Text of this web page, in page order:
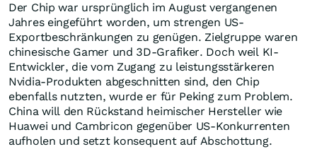
Der Chip war ursprünglich im August vergangenen
Jahres eingeführt worden, um strengen US-
Exportbeschränkungen zu genügen. Zielgruppe waren
chinesische Gamer und 3D-Grafiker. Doch weil KI-
Entwickler, die vom Zugang zu leistungsstärkeren
Nvidia-Produkten abgeschnitten sind, den Chip
ebenfalls nutzten, wurde er für Peking zum Problem.
China will den Rückstand heimischer Hersteller wie
Huawei und Cambricon gegenüber US-Konkurrenten
aufholen und setzt konsequent auf Abschottung.